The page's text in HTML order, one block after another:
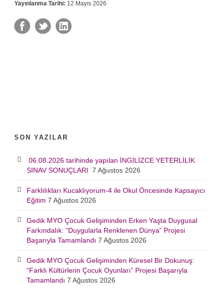
Yayınlanma Tarihi: 12 Mayıs 2026
SON YAZILAR
06.08.2026 tarihinde yapılan İNGİLİZCE YETERLİLİK
SINAV SONUÇLARI 7 Ağustos 2026
Farklılıkları Kucaklıyorum-4 ile Okul Öncesinde Kapsayıcı
Eğitim 7 Ağustos 2026
Gedik MYO Çocuk Gelişiminden Erken Yaşta Duygusal
Farkındalık: “Duygularla Renklenen Dünya” Projesi
Başarıyla Tamamlandı 7 Ağustos 2026
Gedik MYO Çocuk Gelişiminden Küresel Bir Dokunuş:
“Farklı Kültürlerin Çocuk Oyunları” Projesi Başarıyla
Tamamlandı 7 Ağustos 2026